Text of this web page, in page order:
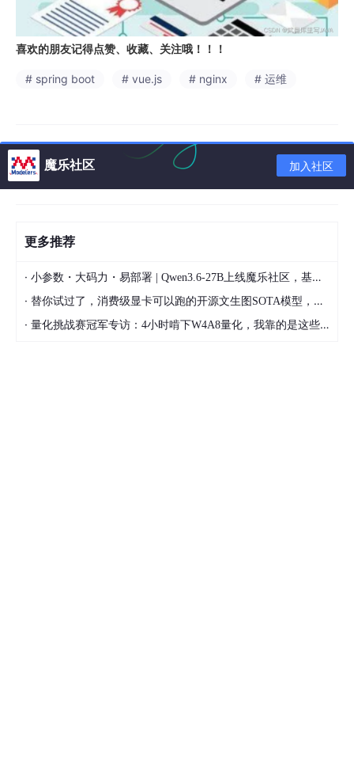
喜欢的朋友记得点赞、收藏、关注哦！！！
# spring boot # vue.js # nginx # 运维
魔乐社区 加入社区
更多推荐
· 小参数・大码力・易部署 | Qwen3.6-27B上线魔乐社区，基于昇腾的部署教程来了
· 替你试过了，消费级显卡可以跑的开源文生图SOTA模型，顶级渲染、高密度文本绘图
· 量化挑战赛冠军专访：4小时啃下W4A8量化，我靠的是这些经验